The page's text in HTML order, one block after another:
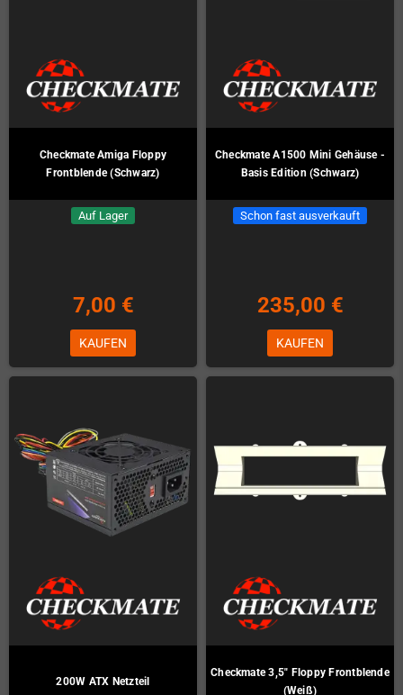
Checkmate Amiga Floppy
Frontblende (Schwarz)
Auf Lager
7,00 €
KAUFEN
Checkmate A1500 Mini Gehäuse -
Basis Edition (Schwarz)
Schon fast ausverkauft
235,00 €
KAUFEN
200W ATX Netzteil
Checkmate 3,5" Floppy Frontblende
(Weiß)